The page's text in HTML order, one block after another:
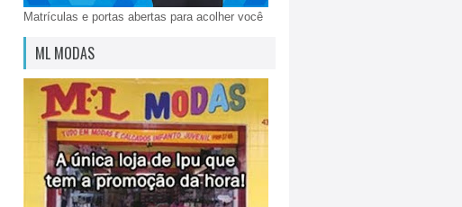
Matrículas e portas abertas para acolher você
ML MODAS